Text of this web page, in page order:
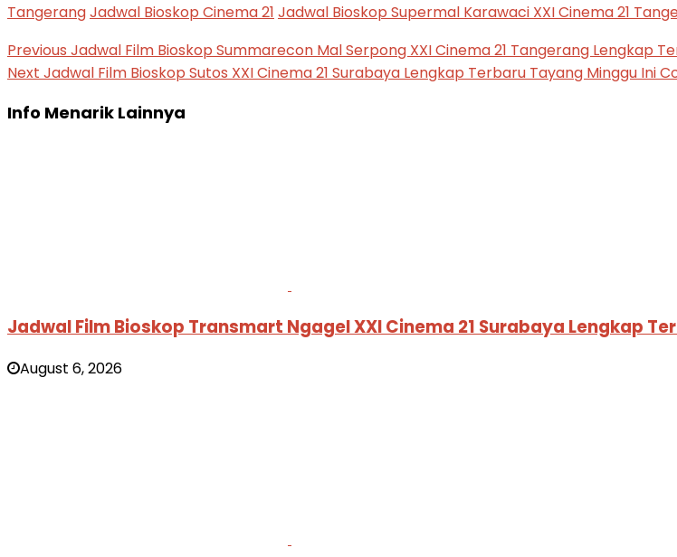
TangerangJadwal Bioskop Cinema 21 Jadwal Bioskop Supermal Karawaci XXI Cinema 21
Previous Jadwal Film Bioskop Summarecon Mal Serpong XXI Cinema 21 Tangerang Lengkap
Next Jadwal Film Bioskop Sutos XXI Cinema 21 Surabaya Lengkap Terbaru Tayang Minggu Ini
Info Menarik Lainnya
Jadwal Film Bioskop Transmart Ngagel XXI Cinema 21 Surabaya Lengkap
August 6, 2026